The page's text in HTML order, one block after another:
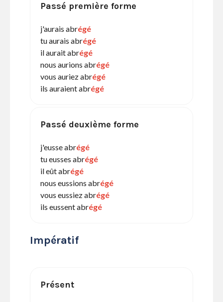
Passé première forme
j'aurais abrégé
tu aurais abrégé
il aurait abrégé
nous aurions abrégé
vous auriez abrégé
ils auraient abrégé
Passé deuxième forme
j'eusse abrégé
tu eusses abrégé
il eût abrégé
nous eussions abrégé
vous eussiez abrégé
ils eussent abrégé
Impératif
Présent